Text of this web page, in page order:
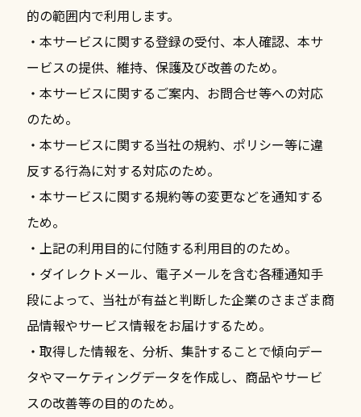
的の範囲内で利用します。
・本サービスに関する登録の受付、本人確認、本サ
ービスの提供、維持、保護及び改善のため。
・本サービスに関するご案内、お問合せ等への対応
のため。
・本サービスに関する当社の規約、ポリシー等に違
反する行為に対する対応のため。
・本サービスに関する規約等の変更などを通知する
ため。
・上記の利用目的に付随する利用目的のため。
・ダイレクトメール、電子メールを含む各種通知手
段によって、当社が有益と判断した企業のさまざま商
品情報やサービス情報をお届けするため。
・取得した情報を、分析、集計することで傾向デー
タやマーケティングデータを作成し、商品やサービ
スの改善等の目的のため。